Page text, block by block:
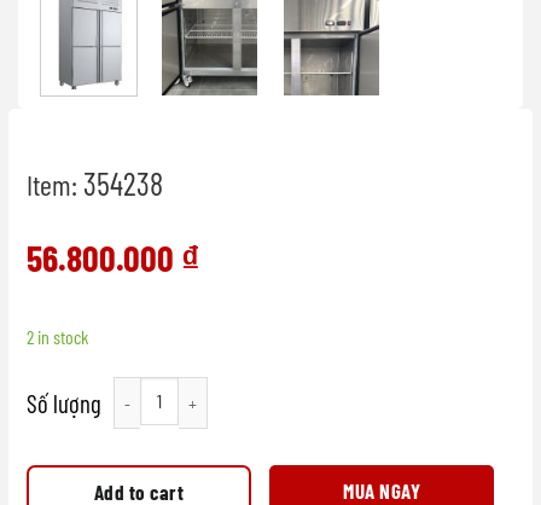
Item: 354238
56.800.000 ₫
2 in stock
Tủ đông lạnh liên hợp dùng trong nhà hàng quantity
Add to cart MUA NGAY